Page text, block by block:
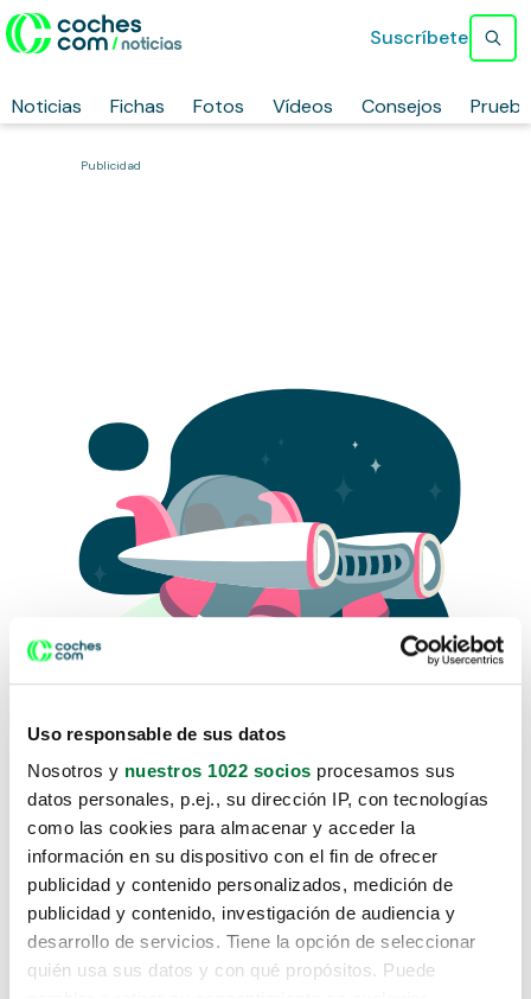
Uso responsable de sus datos
Nosotros y nuestros 1022 socios procesamos sus
datos personales, p.ej., su dirección IP, con tecnologías
como las cookies para almacenar y acceder la
información en su dispositivo con el fin de ofrecer
publicidad y contenido personalizados, medición de
publicidad y contenido, investigación de audiencia y
desarrollo de servicios. Tiene la opción de seleccionar
quién usa sus datos y con qué propósitos. Puede
Noticias Fichas Fotos Vídeos Consejos
Suscríbete
Publicidad
Lo sentimos, no sabemos como
te hemos traido hasta aquí.
Pero puedes encontrar el coche que estás
buscando en alguno de estos enlaces: